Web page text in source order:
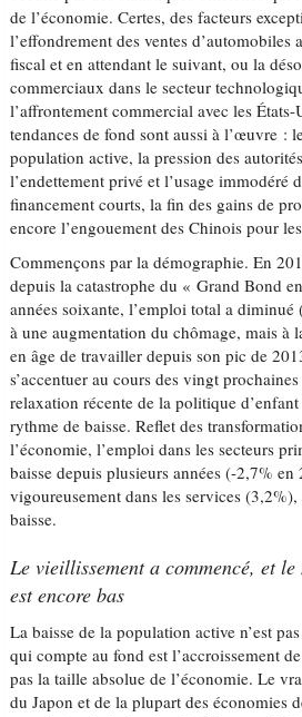
de l’économie. Certes, des facteurs
l’effondrement des ventes d’automobiles
fiscal et en attendant le suivant, ou la
commerciaux dans le secteur
l’affrontement commercial avec les
tendances de fond sont aussi à l’œuvre :
population active, la pression des
l’endettement privé et l’usage immodéré
financement courts, la fin des gains de
encore l’engouement des Chinois pour
Commençons par la démographie. En
depuis la catastrophe du « Grand Bond
années soixante, l’emploi total a
à une augmentation du chômage, mais à
en âge de travailler depuis son pic de
s’accentuer au cours des vingt
relaxation récente de la politique
rythme de baisse. Reflet des
l’économie, l’emploi dans les secteurs
baisse depuis plusieurs années (-2,7%
vigoureusement dans les services
baisse.
Le vieillissement a commencé, et
est encore bas
La baisse de la population active n’est
qui compte au fond est l’accroissement
pas la taille absolue de l’économie. Le
du Japon et de la plupart des économies